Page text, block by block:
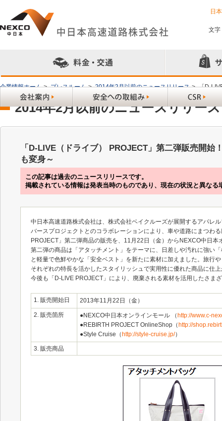
日
文字
企業情報ホーム > プレスルーム > 2014年2月以前のニュースリリース > 「D-
2014年2月以前のニュースリリース
「D-LIVE（ドライブ） PROJECT」第二弾販売開
も変身～
この記事は過去のニュースリリースです。
掲載されている情報は発表当時のものであり、現在の状況と異なる
中日本高速道路株式会社は、株式会社ベイクルーズが展開するアパレ
バースプロジェクトとのコラボレーションにより、車や道路にまつわ
PROJECT」第二弾商品の販売を、11月22日（金）からNEXCO中日
第二弾の商品は「アタッチメント」をテーマに、日差しや汚れに強い
と軽量で色鮮やかな「安全ベスト」を新たに素材に加えました。旅行
それぞれの特長を活かしたスタイリッシュで実用性に優れた商品に仕
今後も「D-LIVE PROJECT」により、廃棄される素材を活用したさま
1. 販売開始日 2013年11月22日（金）
2. 販売箇所 ●NEXCO中日本オンラインモール （ http://www.c-
●REBIRTH PROJECT OnlineShop（ http://
●Style Cruise（ http://style-cruise.jp/）
3. 販売商品